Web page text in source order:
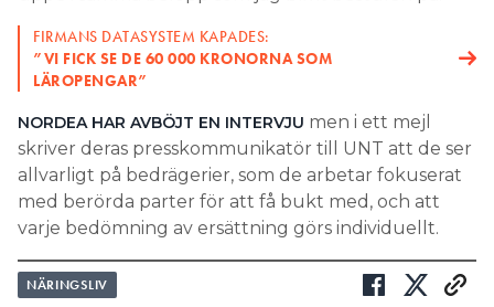
FIRMANS DATASYSTEM KAPADES:
”VI FICK SE DE 60 000 KRONORNA SOM
LÄROPENGAR”
NORDEA HAR AVBÖJT EN INTERVJU men i ett mejl
skriver deras presskommunikatör till UNT att de ser
allvarligt på bedrägerier, som de arbetar fokuserat
med berörda parter för att få bukt med, och att
varje bedömning av ersättning görs individuellt.
NÄRINGSLIV